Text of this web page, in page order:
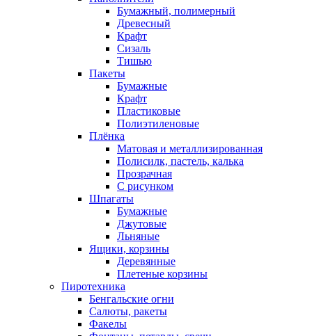
Бумажный, полимерный
Древесный
Крафт
Сизаль
Тишью
Пакеты
Бумажные
Крафт
Пластиковые
Полиэтиленовые
Плёнка
Матовая и металлизированная
Полисилк, пастель, калька
Прозрачная
С рисунком
Шпагаты
Бумажные
Джутовые
Льняные
Ящики, корзины
Деревянные
Плетеные корзины
Пиротехника
Бенгальские огни
Салюты, ракеты
Факелы